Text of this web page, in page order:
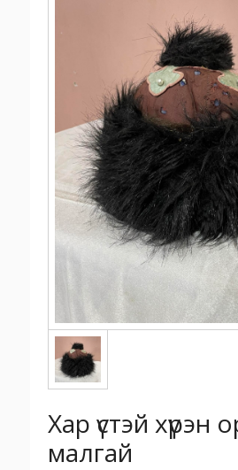
Хар үстэй хүрэн
малгай